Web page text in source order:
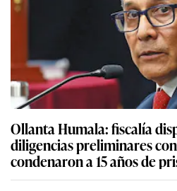
Ollanta Humala: fiscalía
diligencias preliminares
condenaron a 15 años de